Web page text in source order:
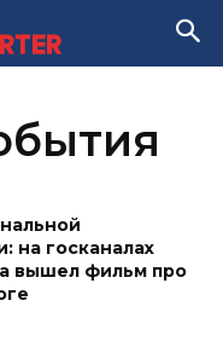
на госканалах
вышел фильм про